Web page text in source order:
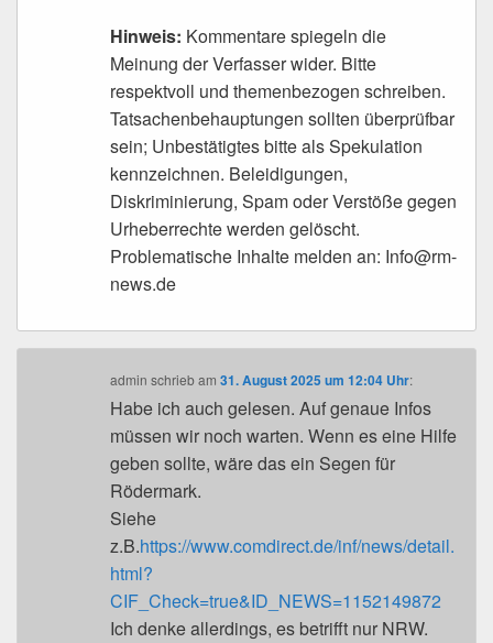
Hinweis: Kommentare spiegeln die
Meinung der Verfasser wider. Bitte
respektvoll und themenbezogen schreiben.
Tatsachenbehauptungen sollten überprüfbar
sein; Unbestätigtes bitte als Spekulation
kennzeichnen. Beleidigungen,
Diskriminierung, Spam oder Verstöße gegen
Urheberrechte werden gelöscht.
Problematische Inhalte melden an: Info@rm-
news.de
admin schriebam31. August 2025 um 12:04 Uhr:
Habe ich auch gelesen. Auf genaue Infos
müssen wir noch warten. Wenn es eine Hilfe
geben sollte, wäre das ein Segen für
Rödermark.
Siehe
z.B.https://www.comdirect.de/inf/news/detail.
html?
CIF_Check=true&ID_NEWS=1152149872
Ich denke allerdings, es betrifft nur NRW.